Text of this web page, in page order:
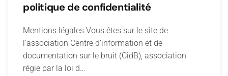
politique de confidentialité
Mentions légales Vous êtes sur le site de
l'association Centre d’information et de
documentation sur le bruit (CidB), association
régie par la loi d…